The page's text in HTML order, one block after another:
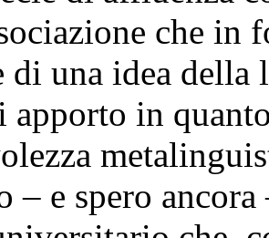
che in
una idea della
in
– e spero